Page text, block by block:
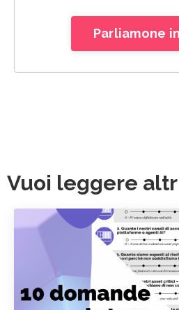
Parliamone
Vuoi leggere